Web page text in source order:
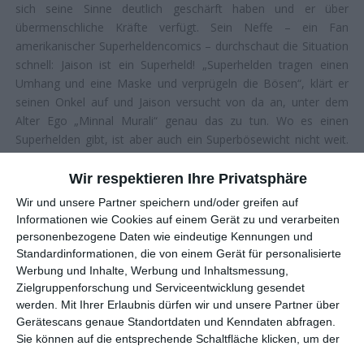
Wir respektieren Ihre Privatsphäre
Wir und unsere Partner speichern und/oder greifen auf
Informationen wie Cookies auf einem Gerät zu und verarbeiten
personenbezogene Daten wie eindeutige Kennungen und
Standardinformationen, die von einem Gerät für personalisierte
Werbung und Inhalte, Werbung und Inhaltsmessung,
Zielgruppenforschung und Serviceentwicklung gesendet
werden.
Mit Ihrer Erlaubnis dürfen wir und unsere Partner über
Gerätescans genaue Standortdaten und Kenndaten abfragen.
Sie können auf die entsprechende Schaltfläche klicken, um der
sich seine Sinne deutlich geschärft haben und er über
übermenschliche Kräfte verfügt. Sein Neffe – ein Fan
amerikanischer Superheldencomics – durchschaut die Situation
schnell: Jaison ist ein Superheld! „Superhelden tragen einen
Umhang und eine Maske und verprügeln die Bösen“, klärt er
seinen Onkel auf und Jaison versucht von da an, unter dem
Alter Ego „Minnal Murali“ genau das zu tun. Wo es einen
Superhelden gibt, ist aber auch ein Superbösewicht nicht weit.
vom Blitz getroffen wurde. Dem einzelgängerischen Shibu
(Guru Somasundaram
) hat die Natur ebenfalls Superkräfte
verliehen, die er allerdings weit weniger wohlüberlegt einsetzt
als Jaison.
SUPERHERO MADE IN INDIA
Es muss nicht immer Marvel sein und Superheldenfilme können
durchaus auch mal woanders entstehen als in Hollywood: